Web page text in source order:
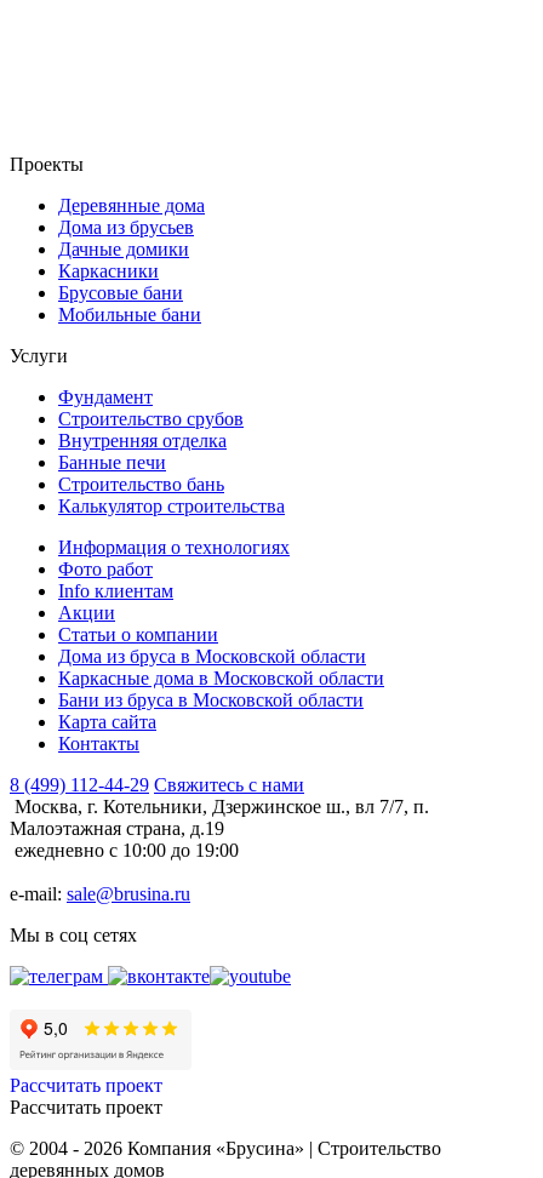
Проекты
Деревянные дома
Дома из брусьев
Дачные домики
Каркасники
Брусовые бани
Мобильные бани
Услуги
Фундамент
Строительство срубов
Внутренняя отделка
Банные печи
Строительство бань
Калькулятор строительства
Информация о технологиях
Фото работ
Info клиентам
Акции
Статьи о компании
Дома из бруса в Московской области
Каркасные дома в Московской области
Бани из бруса в Московской области
Карта сайта
Контакты
8 (499) 112-44-29 Свяжитесь с нами
Москва, г. Котельники, Дзержинское ш., вл 7/7, п.
Малоэтажная страна, д.19
ежедневно с 10:00 до 19:00
e-mail: sale@brusina.ru
Мы в соц сетях
Рассчитать проект
Рассчитать проект
© 2004 - 2026 Компания «Брусина» | Строительство
деревянных домов